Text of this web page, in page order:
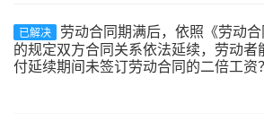
已解决
劳动合同期满后，依照《劳动
的规定双方合同关系依法延续，劳动者
付延续期间未签订劳动合同的二倍工资？